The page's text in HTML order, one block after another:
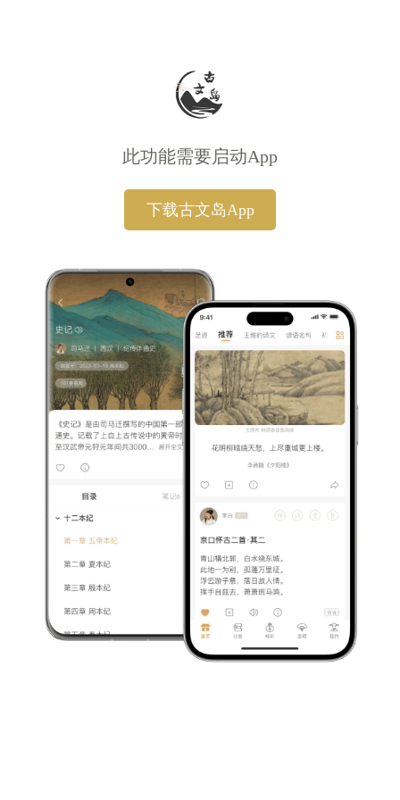
此功能需要启动App
下载古文岛App